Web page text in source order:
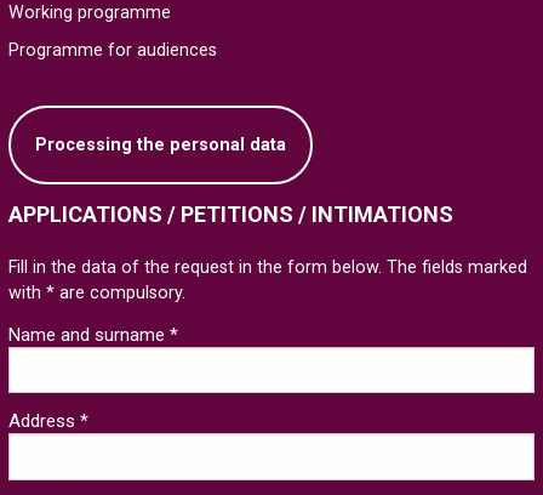
Working programme
Programme for audiences
Processing the personal data
APPLICATIONS / PETITIONS / INTIMATIONS
Fill in the data of the request in the form below. The fields marked
with * are compulsory.
Name and surname *
Address *